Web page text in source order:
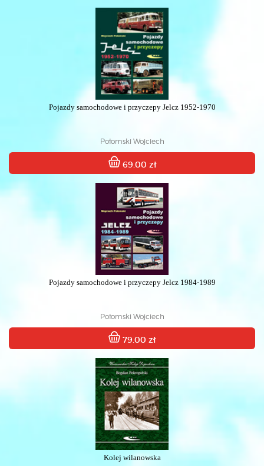
Pojazdy samochodowe i przyczepy Jelcz 1952-1970
Połomski Wojciech
69.00 zł
Pojazdy samochodowe i przyczepy Jelcz 1984-1989
Połomski Wojciech
79.00 zł
Kolej wilanowska